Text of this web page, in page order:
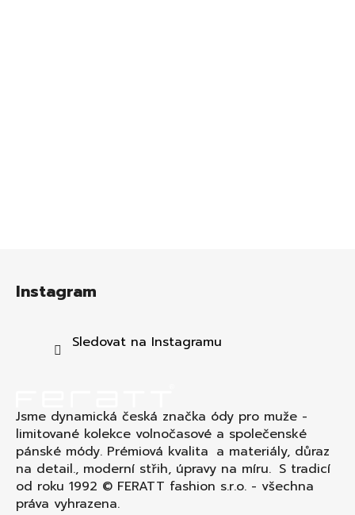
Instagram
Sledovat na Instagramu
Jsme dynamická česká značka ódy pro muže -
limitované kolekce volnočasové a společenské
pánské módy. Prémiová kvalita a materiály, důraz
na detail., moderní střih, úpravy na míru. S tradicí
od roku 1992 © FERATT fashion s.r.o. - všechna
práva vyhrazena.